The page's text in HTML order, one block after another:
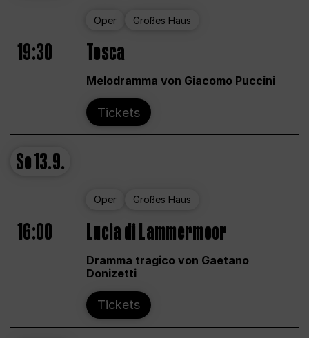
Oper Großes Haus
19:30 Tosca
Melodramma von Giacomo Puccini
Tickets
So13.9.
Oper Großes Haus
16:00 Lucia di Lammermoor
Dramma tragico von Gaetano
Donizetti
Tickets